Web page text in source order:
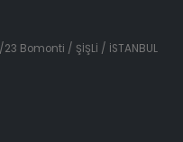
Bomonti / ŞİŞLİ / İSTANBUL